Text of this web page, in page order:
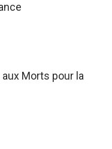
Morts pour la